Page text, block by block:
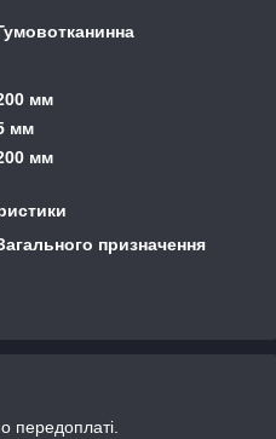
мм
мм
мм
призначення
передоплаті.